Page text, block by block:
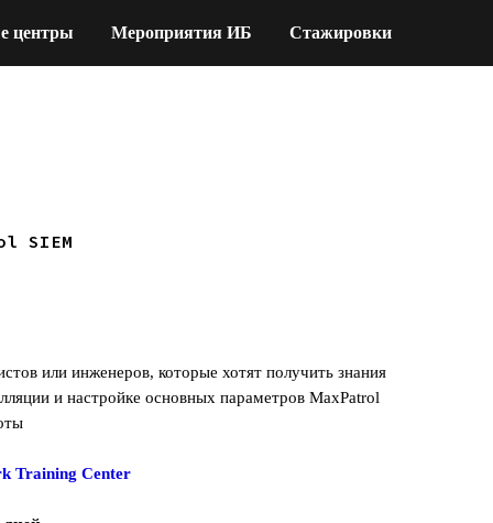
центры Мероприятия ИБ Стажировки
SIEM
или инженеров, которые хотят получить знания
и настройке основных параметров MaxPatrol
Training Center